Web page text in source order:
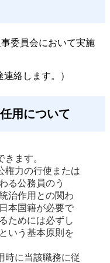
委員会において実施
絡します。）
用について
ます。
権力の行使または
る公務員のう
治作用との関わ
本国籍が必要で
ためには必ずし
いう基本原則を
時に当該職務に従